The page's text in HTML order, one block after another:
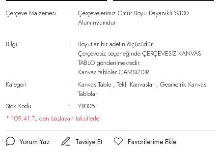
Çerçeve Malzemesi
Çerçevelerimiz Ömür Boyu Dayanıklı %100
Alüminyumdur
Bilgi
Boyutlar bir adetin ölçüsüdür.
Çerçevesiz seçeneğinde ÇERÇEVESİZ KANVAS
TABLO gönderilmektedir.
Kanvas tablolar CAMSIZDIR
Kategori
Kanvas Tablo ,Tekli Kanvaslar ,Geometrik Kanvas
Tablolar
Stok Kodu
YR005
* 109,41 TL den başlayan taksitlerle!
Yorum Yaz Tavsiye Et